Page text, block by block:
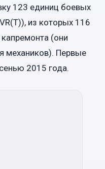
123 единиц боевых
из которых 116
(они
механиков). Первые
2015 года.